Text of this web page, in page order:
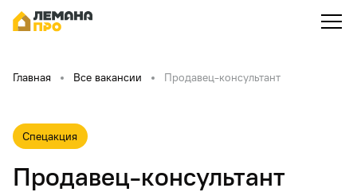
Главная Все вакансии Продавец-консультант
Спецакция
Продавец-консультант